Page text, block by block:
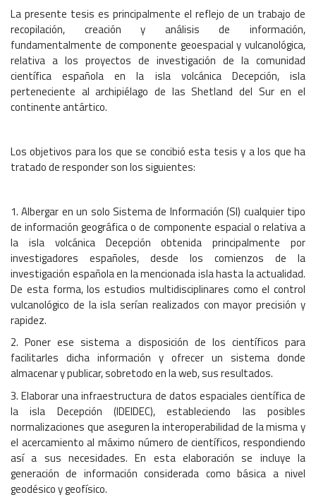
La presente tesis es principalmente el reflejo de un trabajo de
recopilación, creación y análisis de información,
fundamentalmente de componente geoespacial y vulcanológica,
relativa a los proyectos de investigación de la comunidad
científica española en la isla volcánica Decepción, isla
perteneciente al archipiélago de las Shetland del Sur en el
continente antártico.
Los objetivos para los que se concibió esta tesis y a los que ha
tratado de responder son los siguientes:
1. Albergar en un solo Sistema de Información (SI) cualquier tipo
de información geográfica o de componente espacial o relativa a
la isla volcánica Decepción obtenida principalmente por
investigadores españoles, desde los comienzos de la
investigación española en la mencionada isla hasta la actualidad.
De esta forma, los estudios multidisciplinares como el control
vulcanológico de la isla serían realizados con mayor precisión y
rapidez.
2. Poner ese sistema a disposición de los científicos para
facilitarles dicha información y ofrecer un sistema donde
almacenar y publicar, sobretodo en la web, sus resultados.
3. Elaborar una infraestructura de datos espaciales científica de
la isla Decepción (IDEIDEC), estableciendo las posibles
normalizaciones que aseguren la interoperabilidad de la misma y
el acercamiento al máximo número de científicos, respondiendo
así a sus necesidades. En esta elaboración se incluye la
generación de información considerada como básica a nivel
geodésico y geofísico.